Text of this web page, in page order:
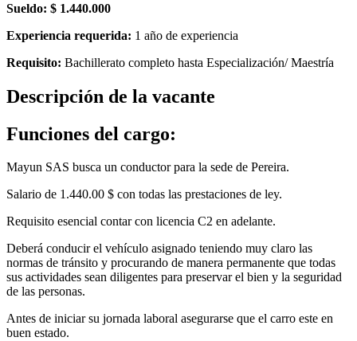
Sueldo: $ 1.440.000
Experiencia requerida: 1 año de experiencia
Requisito: Bachillerato completo hasta Especialización/ Maestría
Descripción de la vacante
Funciones del cargo:
Mayun SAS busca un conductor para la sede de Pereira.
Salario de 1.440.00 $ con todas las prestaciones de ley.
Requisito esencial contar con licencia C2 en adelante.
Deberá conducir el vehículo asignado teniendo muy claro las
normas de tránsito y procurando de manera permanente que todas
sus actividades sean diligentes para preservar el bien y la seguridad
de las personas.
Antes de iniciar su jornada laboral asegurarse que el carro este en
buen estado.